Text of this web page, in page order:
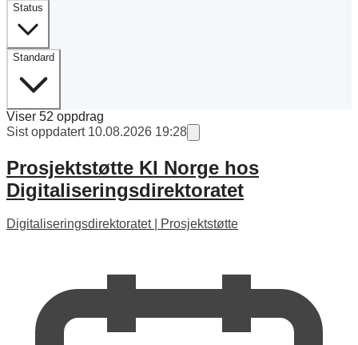
Status
Standard
Viser 52 oppdrag
Sist oppdatert 10.08.2026 19:28
Prosjektstøtte KI Norge hos
Digitaliseringsdirektoratet
Digitaliseringsdirektoratet| Prosjektstøtte